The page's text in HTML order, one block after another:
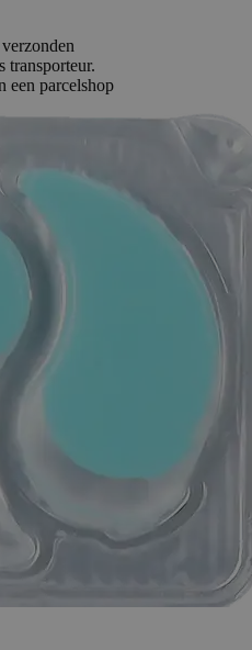
transporteur.
een parcelshop